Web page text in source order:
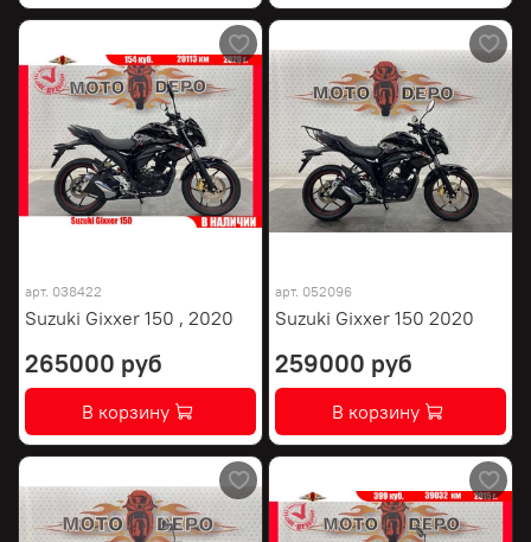
арт. 038422
Suzuki Gixxer 150 , 2020
265000 руб
В корзину
арт. 052096
Suzuki Gixxer 150 2020
259000 руб
В корзину